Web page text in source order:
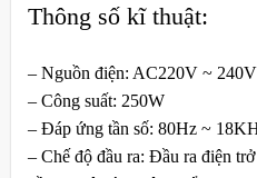
Thông số kĩ thuật:
– Nguồn điện: AC220V ~
– Công suất: 250W
– Đáp ứng tần số: 80Hz ~
– Chế độ đầu ra: Đầu ra điện